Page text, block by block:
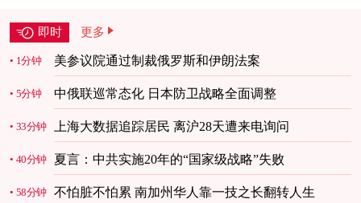
即时 更多
1分钟 美参议院通过制裁俄罗斯和伊朗法案
5分钟 中俄联巡常态化 日本防卫战略全面调整
33分钟 上海大数据追踪居民 离沪28天遭来电询问
40分钟 夏言：中共实施20年的“国家级战略”失败
58分钟 不怕脏不怕累 南加州华人靠一技之长翻转人生